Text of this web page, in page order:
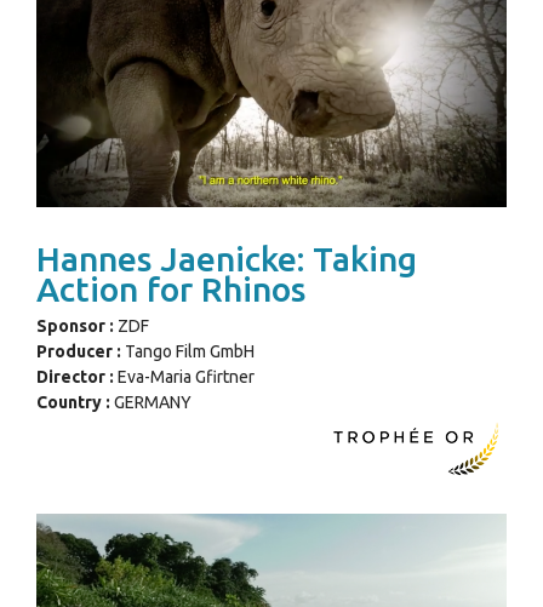
Hannes Jaenicke: Taking
Action for Rhinos
Sponsor : ZDF
Producer : Tango Film GmbH
Director : Eva-Maria Gfirtner
Country : GERMANY